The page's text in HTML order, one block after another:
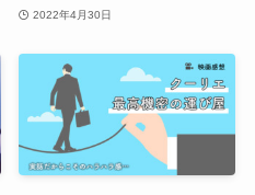
2022年4月30日